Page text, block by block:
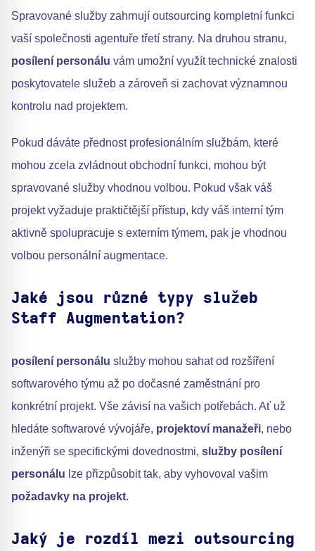
Spravované služby zahrnují outsourcing kompletní funkci
vaší společnosti agentuře třetí strany. Na druhou stranu,
posílení personálu vám umožní využít technické znalosti
poskytovatele služeb a zároveň si zachovat významnou
kontrolu nad projektem.
Pokud dáváte přednost profesionálním službám, které
mohou zcela zvládnout obchodní funkci, mohou být
spravované služby vhodnou volbou. Pokud však váš
projekt vyžaduje praktičtější přístup, kdy váš interní tým
aktivně spolupracuje s externím týmem, pak je vhodnou
volbou personální augmentace.
Jaké jsou různé typy služeb
Staff Augmentation?
posílení personálu služby mohou sahat od rozšíření
softwarového týmu až po dočasné zaměstnání pro
konkrétní projekt. Vše závisí na vašich potřebách. Ať už
hledáte softwarové vývojáře, projektoví manažeři, nebo
inženýři se specifickými dovednostmi, služby posílení
personálu lze přizpůsobit tak, aby vyhovoval vašim
požadavky na projekt.
Jaký je rozdíl mezi outsourcing